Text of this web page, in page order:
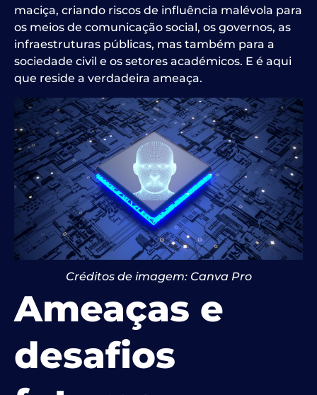
maciça, criando riscos de influência malévola para
os meios de comunicação social, os governos, as
infraestruturas públicas, mas também para a
sociedade civil e os setores académicos. E é aqui
que reside a verdadeira ameaça.
Créditos de imagem: Canva Pro
Ameaças e
desafios